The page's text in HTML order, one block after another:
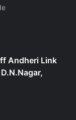
Andheri Link